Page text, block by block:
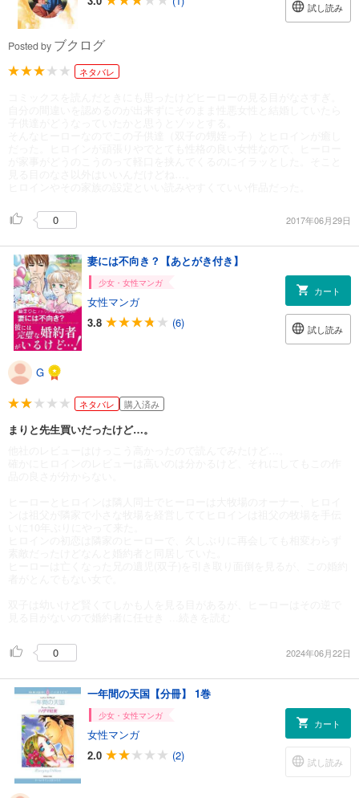
試し読み
Posted by ブクログ
ネタバレ
0 2017年06月29日
妻には不向き？【あとがき付き】
少女・女性マンガ
女性マンガ
3.8
(6)
カート
試し読み
G
ネタバレ 購入済み
まりと先生買いだったけど…。
0 2024年06月22日
一年間の天国【分冊】 1巻
少女・女性マンガ
女性マンガ
2.0
(2)
カート
試し読み